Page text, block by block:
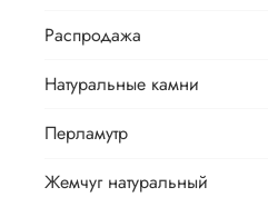
Распродажа
Натуральные камни
Перламутр
Жемчуг натуральный